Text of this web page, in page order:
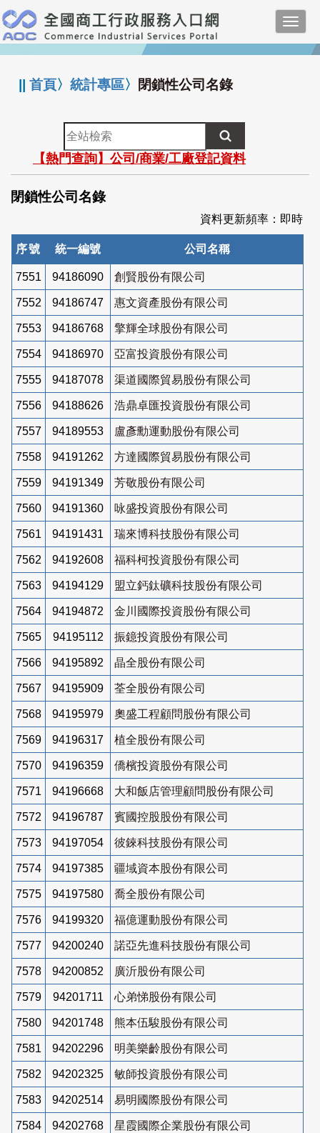
跳
到
主
要
:::
||首頁〉統計專區〉 閉鎖性公司名錄
全
站
檢
索
【熱門查詢】公司/商業/工廠登記資料
閉鎖性公司名錄
資料更新頻率：即時
序號 統一編號 公司名稱
7551 94186090 創賢股份有限公司
7552 94186747 惠文資產股份有限公司
7553 94186768 擎輝全球股份有限公司
7554 94186970 亞富投資股份有限公司
7555 94187078 渠道國際貿易股份有限公司
7556 94188626 浩鼎卓匯投資股份有限公司
7557 94189553 盧彥勳運動股份有限公司
7558 94191262 方達國際貿易股份有限公司
7559 94191349 芳敬股份有限公司
7560 94191360 咏盛投資股份有限公司
7561 94191431 瑞來博科技股份有限公司
7562 94192608 福科柯投資股份有限公司
7563 94194129 盟立鈣鈦礦科技股份有限公司
7564 94194872 金川國際投資股份有限公司
7565 94195112 振鐿投資股份有限公司
7566 94195892 晶全股份有限公司
7567 94195909 荃全股份有限公司
7568 94195979 奧盛工程顧問股份有限公司
7569 94196317 植全股份有限公司
7570 94196359 僑檳投資股份有限公司
7571 94196668 大和飯店管理顧問股份有限公司
7572 94196787 賓國控股股份有限公司
7573 94197054 彼錸科技股份有限公司
7574 94197385 疆域資本股份有限公司
7575 94197580 喬全股份有限公司
7576 94199320 福億運動股份有限公司
7577 94200240 諾亞先進科技股份有限公司
7578 94200852 廣沂股份有限公司
7579 94201711 心弟悌股份有限公司
7580 94201748 熊本伍駿股份有限公司
7581 94202296 明美樂齡股份有限公司
7582 94202325 敏師投資股份有限公司
7583 94202514 易明國際股份有限公司
7584 94202768 星霞國際企業股份有限公司